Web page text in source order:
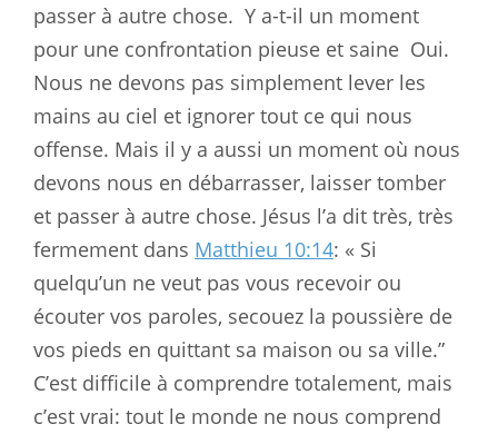
passer à autre chose. Y a-t-il un moment
pour une confrontation pieuse et saine Oui.
Nous ne devons pas simplement lever les
mains au ciel et ignorer tout ce qui nous
offense. Mais il y a aussi un moment où nous
devons nous en débarrasser, laisser tomber
et passer à autre chose. Jésus l’a dit très, très
fermement dans Matthieu 10:14: « Si
quelqu’un ne veut pas vous recevoir ou
écouter vos paroles, secouez la poussière de
vos pieds en quittant sa maison ou sa ville.”
C’est difficile à comprendre totalement, mais
c’est vrai: tout le monde ne nous comprend